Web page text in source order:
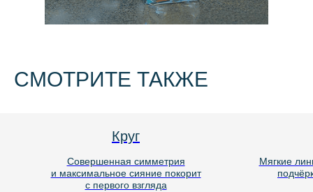
СМОТРИТЕ ТАКЖЕ
Круг
Совершенная симметрия
и максимальное сияние покорит
с первого взгляда
Мягкие